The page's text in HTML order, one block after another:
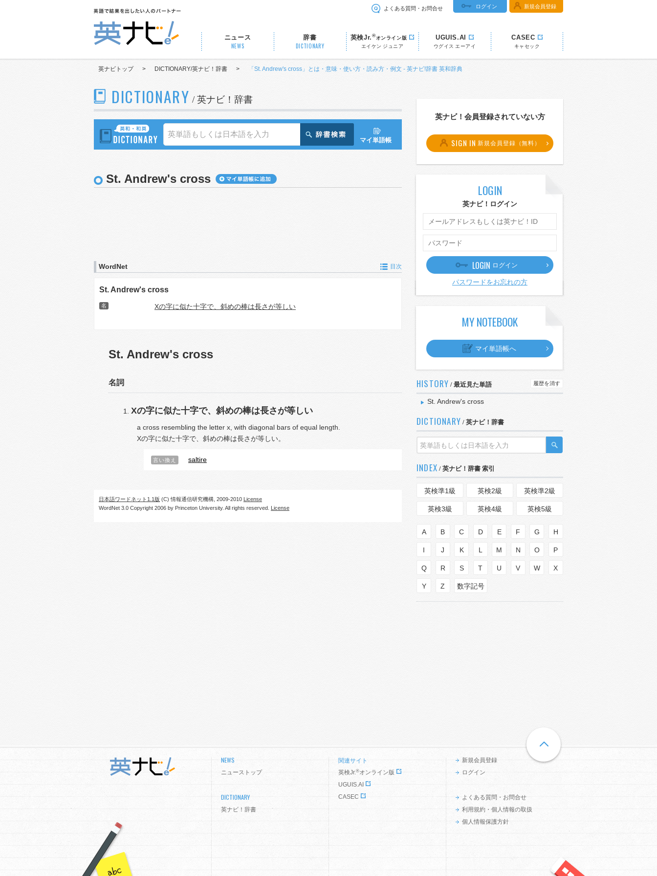
よくある質問・お問合せ ログイン 新規会員登録
ニュース
NEWS
辞書
DICTIONARY
英検Jr.®オンライン版
エイケン ジュニア
UGUIS.AI
ウグイス エーアイ
CASEC
キャセック
英ナビトップ > DICTIONARY/英ナビ！辞書 > 「St. Andrew's cross」とは・意味・使い方・読み方・例文 - 英ナビ!辞書 英和辞典
DICTIONARY / 英ナビ！辞書
マイ単語帳
St. Andrew's cross
WordNet 目次
St. Andrew's cross
名 Xの字に似た十字で、斜めの棒は長さが等しい
St. Andrew's cross
名詞
Xの字に似た十字で、斜めの棒は長さが等しい
a cross resembling the letter x, with diagonal bars of equal length.
Xの字に似た十字で、斜めの棒は長さが等しい。
言い換え saltire
日本語ワードネット1.1版 (C) 情報通信研究機構, 2009-2010 License
WordNet 3.0 Copyright 2006 by Princeton University. All rights reserved. License
英ナビ！会員登録されていない方
SIGN IN 新規会員登録（無料）
LOGIN
英ナビ！ログイン
LOGIN ログイン
パスワードをお忘れの方
MY NOTEBOOK
マイ単語帳へ
HISTORY / 最近見た単語 履歴を消す
St. Andrew's cross
DICTIONARY / 英ナビ！辞書
INDEX / 英ナビ！辞書 索引
英検準1級 英検2級 英検準2級
英検3級 英検4級 英検5級
A B C D E F G H
I J K L M N O P
Q R S T U V W X
Y Z 数字記号
NEWS
ニューストップ
DICTIONARY
英ナビ！辞書
関連サイト
英検Jr.®オンライン版
UGUIS.AI
CASEC
新規会員登録
ログイン
よくある質問・お問合せ
利用規約・個人情報の取扱
個人情報保護方針